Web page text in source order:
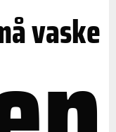
vaske